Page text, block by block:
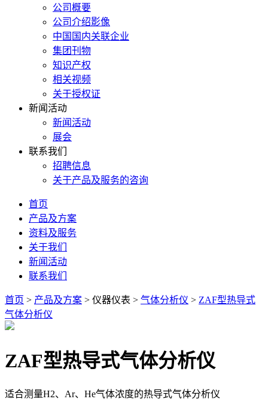
公司概要
公司介绍影像
中国国内关联企业
集团刊物
知识产权
相关视频
关于授权证
新闻活动
新闻活动
展会
联系我们
招聘信息
关于产品及服务的咨询
首页
产品及方案
资料及服务
关于我们
新闻活动
联系我们
首页 > 产品及方案 > 仪器仪表 > 气体分析仪 > ZAF型热导式
气体分析仪
ZAF型热导式气体分析仪
适合测量H2、Ar、He气体浓度的热导式气体分析仪